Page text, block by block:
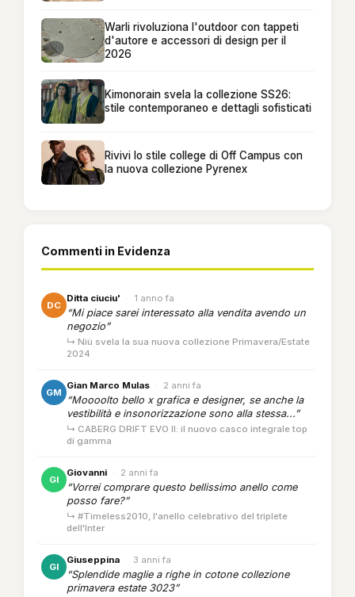
Warli rivoluziona l'outdoor con tappeti
d'autore e accessori di design per il
2026
Kimonorain svela la collezione SS26:
stile contemporaneo e dettagli sofisticati
Rivivi lo stile college di Off Campus con
la nuova collezione Pyrenex
Commenti in Evidenza
DC
Ditta ciuciu' · 1 anno fa
“Mi piace sarei interessato alla vendita avendo un
negozio”
↳ Niù svela la sua nuova collezione Primavera/Estate
2024
GM
Gian Marco Mulas · 2 anni fa
“Moooolto bello x grafica e designer, se anche la
vestibilità e insonorizzazione sono alla stessa...”
↳ CABERG DRIFT EVO II: il nuovo casco integrale top
di gamma
GI
Giovanni · 2 anni fa
“Vorrei comprare questo bellissimo anello come
posso fare?”
↳ #Timeless2010, l'anello celebrativo del triplete
dell'Inter
GI
Giuseppina · 3 anni fa
“Splendide maglie a righe in cotone collezione
primavera estate 3023”